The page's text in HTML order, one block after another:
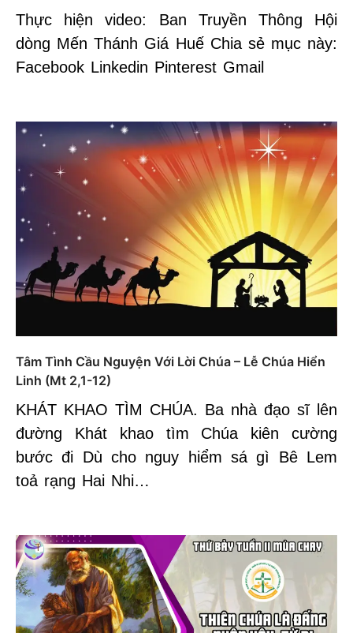
Thực hiện video: Ban Truyền Thông Hội
dòng Mến Thánh Giá Huế Chia sẻ mục này:
Facebook Linkedin Pinterest Gmail
Tâm Tình Cầu Nguyện Với Lời Chúa – Lễ Chúa Hiển
Linh (Mt 2,1-12)
KHÁT KHAO TÌM CHÚA. Ba nhà đạo sĩ lên
đường Khát khao tìm Chúa kiên cường
bước đi Dù cho nguy hiểm sá gì Bê Lem
toả rạng Hai Nhi…